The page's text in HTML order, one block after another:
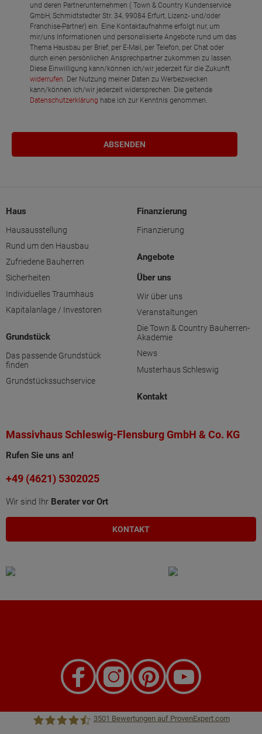
und deren Partnerunternehmen ( Town & Country Kundenservice
GmbH, Schmidtstedter Str. 34, 99084 Erfurt, Lizenz- und/oder
Franchise-Partner) ein. Eine Kontaktaufnahme erfolgt nur, um
mir/uns Informationen und personalisierte Angebote rund um das
Thema Hausbau per Brief, per E-Mail, per Telefon, per Chat oder
durch einen persönlichen Ansprechpartner zukommen zu lassen.
Diese Einwilligung kann/können ich/wir jederzeit für die Zukunft
widerrufen. Der Nutzung meiner Daten zu Werbezwecken
kann/können ich/wir jederzeit widersprechen. Die geltende
Datenschutzerklärung habe ich zur Kenntnis genommen.
Haus
Hausausstellung
Rund um den Hausbau
Zufriedene Bauherren
Sicherheiten
Individuelles Traumhaus
Kapitalanlage / Investoren
Grundstück
Das passende Grundstück
finden
Grundstückssuchservice
Finanzierung
Finanzierung
Angebote
Über uns
Wir über uns
Veranstaltungen
Die Town & Country Bauherren-
Akademie
News
Musterhaus Schleswig
Kontakt
Massivhaus Schleswig-Flensburg GmbH & Co. KG
Rufen Sie uns an!
+49 (4621) 5302025
Wir sind Ihr Berater vor Ort
KONTAKT
3501 Bewertungen auf ProvenExpert.com